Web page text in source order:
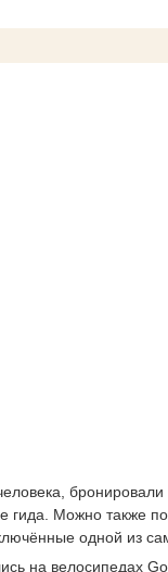
Можно также
одной из
на велосипедах